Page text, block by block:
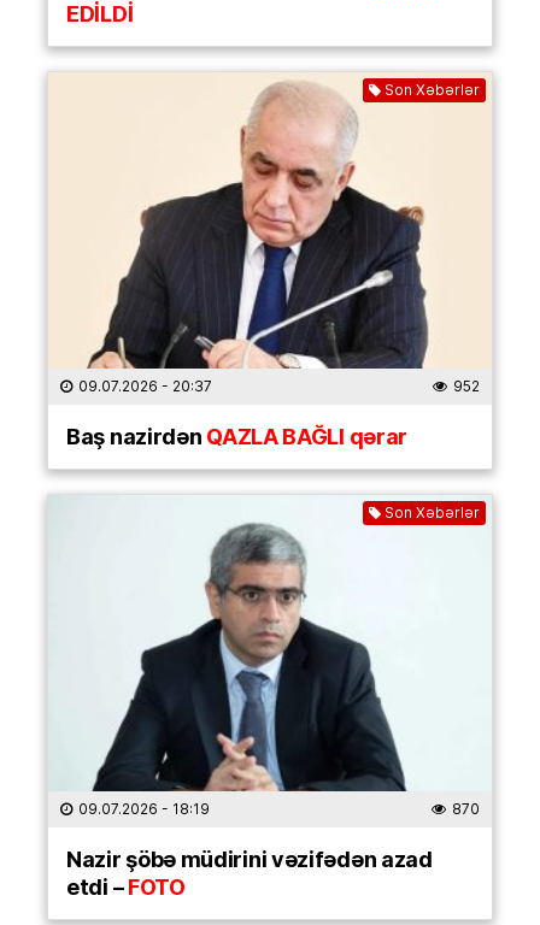
EDİLDİ
Son Xəbərlər
09.07.2026 - 20:37 952
Baş nazirdənQAZLA BAĞLI qərar
Son Xəbərlər
09.07.2026 - 18:19 870
Nazir şöbə müdirini vəzifədən azad
etdi –FOTO